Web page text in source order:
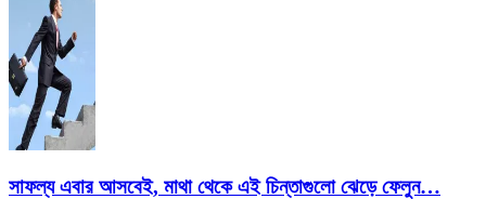
সাফল্য এবার আসবেই, মাথা থেকে এই চিন্তাগুলো ঝেড়ে ফেলুন…